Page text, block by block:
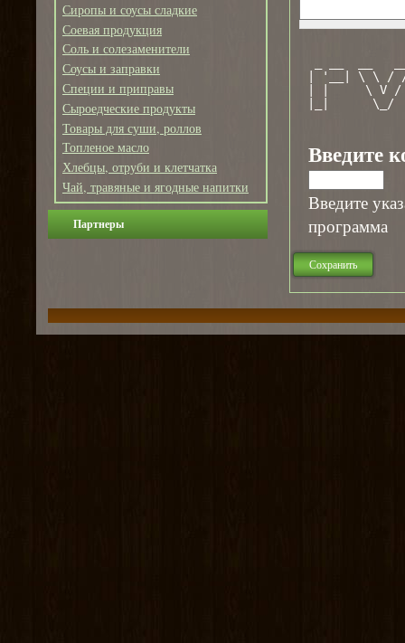
Сиропы и соусы сладкие
Соевая продукция
Соль и солезаменители
Соусы и заправки
Специи и приправы
Сыроедческие продукты
Товары для суши, роллов
Топленое масло
Хлебцы, отруби и клетчатка
Чай, травяные и ягодные напитки
Партнеры
| '__| \ \
| |     \ V /
|_|      \_/
Введите
Введите
программа